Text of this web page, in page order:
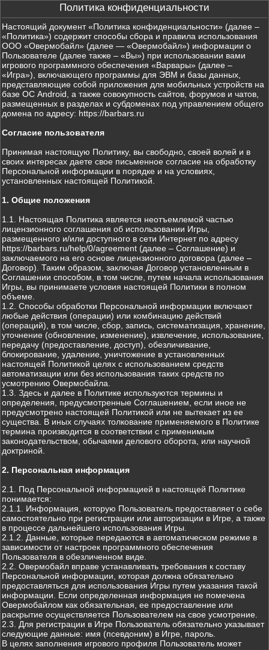
Политика конфиденциальности
Настоящий документ «Политика конфиденциальности» (далее –
«Политика») содержит способы сбора и правила использования
ООО «Овермобайл» (далее — «Овермобайл») информации о
Пользователе (далее также – «Вы») при использовании вами
игрового программного обеспечения «Варвары» (далее –
«Игра»), включающего программы для ЭВМ и базы данных,
представляющие собой приложения для мобильных устройств на
базе ОС Android, а также совокупность сайтов, форумов и чатов,
размещенных в разделах и субдоменах под управлением общего
домена по адресу: https://barbars.ru
Согласие пользователя
Принимая настоящую Политику, вы свободно, своей волей и в
своих интересах даете свое письменное согласие на обработку
Персональной информации в порядке и на условиях,
установленных настоящей Политикой.
1. Общие положения
1.1. Настоящая Политика является неотъемлемой частью
лицензионного соглашения об использовании Игры,
размещенного и/или доступного в сети Интернет по адресу
https://barbars.ru/help/0/agreement (далее – Соглашение) и
заключаемого на его основе лицензионного договора (далее –
Договор). Таким образом, заключая Договор установленным в
Соглашении способом, в том числе, путем начала использования
Игры, вы принимаете условия настоящей Политики в полном
объеме.
1.2. Способы обработки Персональной информации включают
любые действия (операции) или комбинацию действий
(операций), в том числе, сбор, запись, систематизация, хранение,
уточнение (обновление, изменение), извлечение, использование,
передачу (предоставление, доступ), обезличивание,
блокирование, удаление, уничтожение в установленных
настоящей Политикой целях с использованием средств
автоматизации или без использования таких средств по
усмотрению Овермобайла.
1.3. Здесь и далее в Политике используются термины и
определения, предусмотренные Соглашением, если иное не
предусмотрено настоящей Политикой или не вытекает из ее
существа. В иных случаях толкование применяемого в Политике
термина производится в соответствии с применимым
законодательством, обычаями делового оборота, или научной
доктриной.
2. Персональная информация
2.1. Под Персональной информацией в настоящей Политике
понимается:
2.1.1. Информация, которую Пользователь предоставляет о себе
самостоятельно при регистрации или авторизации в Игре, а также
в процессе дальнейшего использования Игры.
2.1.2. Данные, которые передаются в автоматическом режиме в
зависимости от настроек программного обеспечения
Пользователя в обезличенном виде.
2.2. Овермобайл вправе устанавливать требования к составу
Персональной информации, которая должна обязательно
предоставляться для использования Игры путем указания такой
информации. Если определенная информация не помечена
Овермобайлом как обязательная, ее предоставление или
раскрытие осуществляется Пользователем на свое усмотрение.
2.3. Для регистрации в Игре Пользователь обязательно указывает
следующие данные: имя (псевдоним) в Игре, пароль.
В целях заполнения игрового профиля Пользователь может